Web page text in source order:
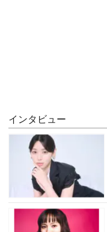
インタビュー